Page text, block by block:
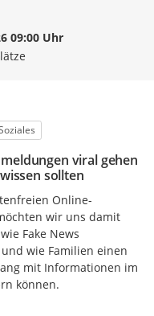
09:00 Uhr
viral gehen
sollten
Online-
wir uns damit
Fake News
wie Familien einen
mit Informationen im
können.